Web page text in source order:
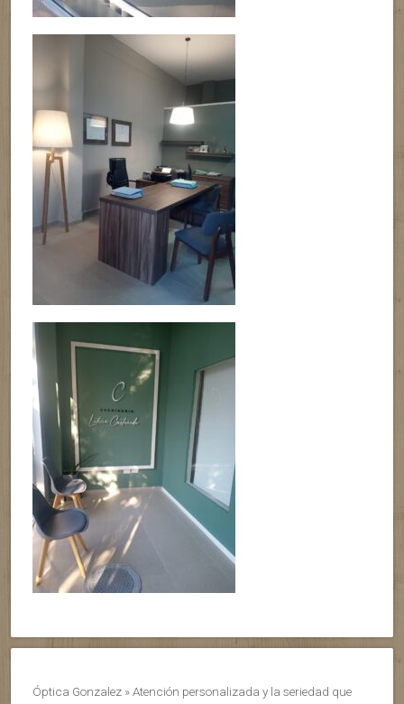
Óptica Gonzalez » Atención personalizada y la seriedad que